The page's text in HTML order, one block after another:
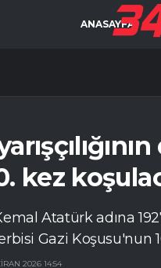
ANASAYFA
kez
Atatürk adına
Gazi
2026 14:54